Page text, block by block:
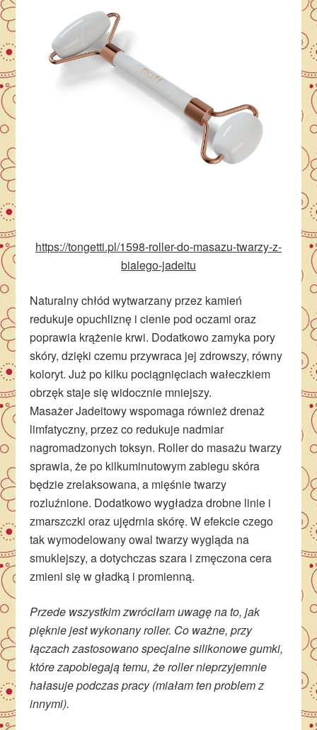
https://tongetti.pl/1598-roller-do-masazu-twarzy-z-
bialego-jadeitu
Naturalny chłód wytwarzany przez kamień
redukuje opuchliznę i cienie pod oczami oraz
poprawia krążenie krwi. Dodatkowo zamyka pory
skóry, dzięki czemu przywraca jej zdrowszy, równy
koloryt. Już po kilku pociągnięciach wałeczkiem
obrzęk staje się widocznie mniejszy.
Masażer Jadeitowy wspomaga również drenaż
limfatyczny, przez co redukuje nadmiar
nagromadzonych toksyn. Roller do masażu twarzy
sprawia, że po kilkuminutowym zabiegu skóra
będzie zrelaksowana, a mięśnie twarzy
rozluźnione. Dodatkowo wygładza drobne linie i
zmarszczki oraz ujędrnia skórę. W efekcie czego
tak wymodelowany owal twarzy wygląda na
smuklejszy, a dotychczas szara i zmęczona cera
zmieni się w gładką i promienną.
Przede wszystkim zwróciłam uwagę na to, jak
pięknie jest wykonany roller. Co ważne, przy
łączach zastosowano specjalne silikonowe gumki,
które zapobiegają temu, że roller nieprzyjemnie
hałasuje podczas pracy (miałam ten problem z
innymi).